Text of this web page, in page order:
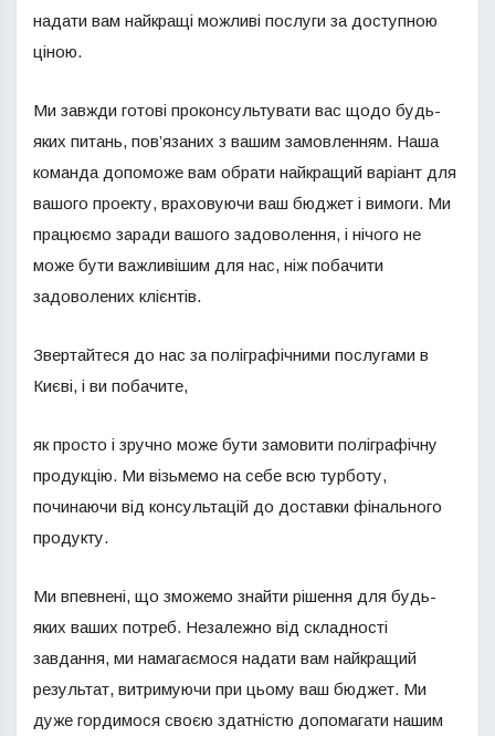
надати вам найкращі можливі послуги за доступною
ціною.
Ми завжди готові проконсультувати вас щодо будь-
яких питань, пов’язаних з вашим замовленням. Наша
команда допоможе вам обрати найкращий варіант для
вашого проекту, враховуючи ваш бюджет і вимоги. Ми
працюємо заради вашого задоволення, і нічого не
може бути важливішим для нас, ніж побачити
задоволених клієнтів.
Звертайтеся до нас за поліграфічними послугами в
Києві, і ви побачите,
як просто і зручно може бути замовити поліграфічну
продукцію. Ми візьмемо на себе всю турботу,
починаючи від консультацій до доставки фінального
продукту.
Ми впевнені, що зможемо знайти рішення для будь-
яких ваших потреб. Незалежно від складності
завдання, ми намагаємося надати вам найкращий
результат, витримуючи при цьому ваш бюджет. Ми
дуже гордимося своєю здатністю допомагати нашим